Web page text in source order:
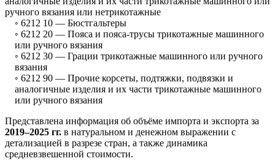
ручного вязания или нетрикотажные
◦ 6212 10 — Бюстгальтеры
◦ 6212 20 — Пояса и пояса-трусы трикотажные машинного
или ручного вязания
◦ 6212 30 — Грации трикотажные машинного или ручного
вязания
◦ 6212 90 — Прочие корсеты, подтяжки, подвязки и
аналогичные изделия и их части трикотажные машинного
или ручного вязания
Представлена информация об объёме импорта и экспорта за
2019–2025 гг. в натуральном и денежном выражении с
детализацией в разрезе стран, а также динамика
средневзвешенной стоимости.